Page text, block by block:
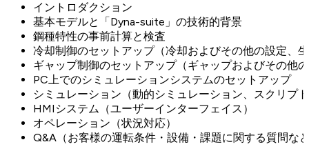
イントロダクション
基本モデルと「Dyna-suite」の技術的背景
鋼種特性の事前計算と検査
冷却制御のセットアップ（冷却およびその他の設定、
ギャップ制御のセットアップ（ギャップおよびその他
PC上でのシミュレーションシステムのセットアップ
シミュレーション（動的シミュレーション、スクリプ
HMIシステム（ユーザーインターフェイス）
オペレーション（状況対応）
Q&A（お客様の運転条件・設備・課題に関する質問な